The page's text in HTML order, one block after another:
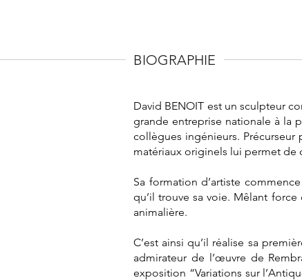
BIOGRAPHIE
David BENOIT est un sculpteur
grande entreprise nationale à la
collègues ingénieurs.
matériaux originels lui permet de
Sa formation d’artiste
qu’il trouve sa voie. Mêlant
animalière.
C’est ainsi qu’il réalise sa
admirateur de l’œuvre de
exposition “Variations sur